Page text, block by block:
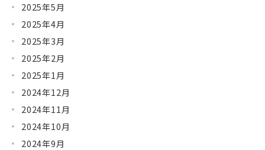
2025年5月
2025年4月
2025年3月
2025年2月
2025年1月
2024年12月
2024年11月
2024年10月
2024年9月